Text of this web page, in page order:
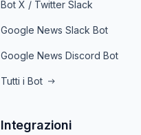
Bot X / Twitter Slack
Google News Slack Bot
Google News Discord Bot
Tutti i Bot
Integrazioni